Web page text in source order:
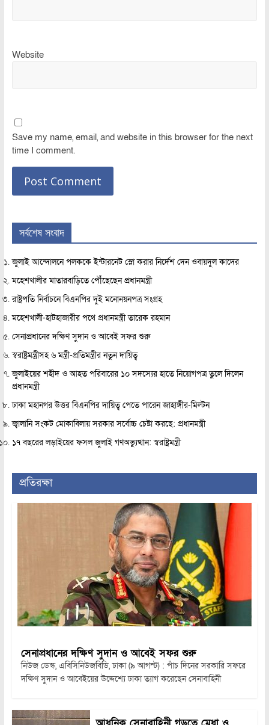
Website
Save my name, email, and website in this browser for the next
time I comment.
সর্বশেষ সংবাদ
জুলাই আন্দোলনে পলককে ইন্টারনেট স্লো করার নির্দেশ দেন ওবায়দুল কাদের
মহেশখালীর মাতারবাড়িতে পৌঁছেছেন প্রধানমন্ত্রী
রাষ্ট্রপতি নির্বাচনে বিএনপির দুই মনোনয়নপত্র সংগ্রহ
মহেশখালী-হাটহাজারীর পথে প্রধানমন্ত্রী তারেক রহমান
সেনাপ্রধানের দক্ষিণ সুদান ও আবেই সফর শুরু
স্বরাষ্ট্রমন্ত্রীসহ ৬ মন্ত্রী-প্রতিমন্ত্রীর নতুন দায়িত্ব
জুলাইয়ের শহীদ ও আহত পরিবারের ১০ সদস্যের হাতে নিয়োগপত্র তুলে দিলেন
প্রধানমন্ত্রী
ঢাকা মহানগর উত্তর বিএনপির দায়িত্ব পেতে পারেন জাহাঙ্গীর-মিল্টন
জ্বালানি সংকট মোকাবিলায় সরকার সর্বোচ্চ চেষ্টা করছে: প্রধানমন্ত্রী
১৭ বছরের লড়াইয়ের ফসল জুলাই গণঅভ্যুত্থান: স্বরাষ্ট্রমন্ত্রী
প্রতিরক্ষা
সেনাপ্রধানের দক্ষিণ সুদান ও আবেই সফর শুরু
নিউজ ডেস্ক, এবিসিনিউজবিডি, ঢাকা (৯ আগস্ট) : পাঁচ দিনের সরকারি সফরে
দক্ষিণ সুদান ও আবেইয়ের উদ্দেশ্যে ঢাকা ত্যাগ করেছেন সেনাবাহিনী